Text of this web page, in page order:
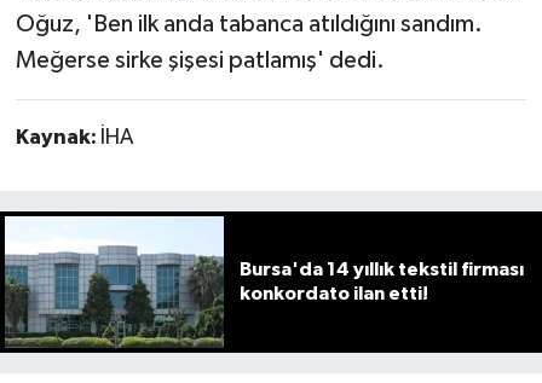
Oğuz, 'Ben ilk anda tabanca atıldığını sandım.
Meğerse sirke şişesi patlamış' dedi.
Kaynak: İHA
Bursa'da 14 yıllık tekstil firması
konkordato ilan etti!